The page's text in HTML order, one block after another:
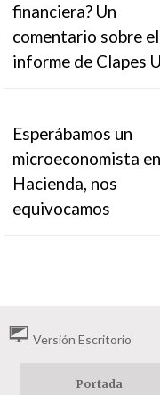
financiera? Un
comentario sobre el
informe de Clapes
Esperábamos un
microeconomista en
Hacienda, nos
equivocamos
Versión Escritorio
Portada